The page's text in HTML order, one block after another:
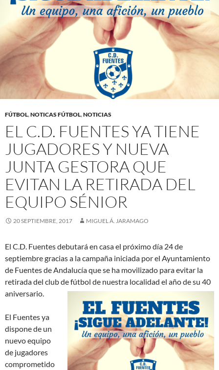
FÚTBOL,NOTICAS FÚTBOL,NOTICIAS
EL C.D. FUENTES YA TIENE
JUGADORES Y NUEVA
JUNTA GESTORA QUE
EVITAN LA RETIRADA DEL
EQUIPO SÉNIOR
20 SEPTIEMBRE, 2017 MIGUEL Á. JARAMAGO
El C.D. Fuentes debutará en casa el próximo día 24 de
septiembre gracias a la campaña iniciada por el Ayuntamiento
de Fuentes de Andalucía que se ha movilizado para evitar la
retirada del club de fútbol de nuestra localidad el año de su 40
aniversario.
El Fuentes ya
dispone de un
nuevo equipo
de jugadores
comprometido